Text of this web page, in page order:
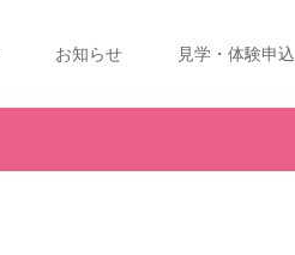
お知らせ 見学・体験申込